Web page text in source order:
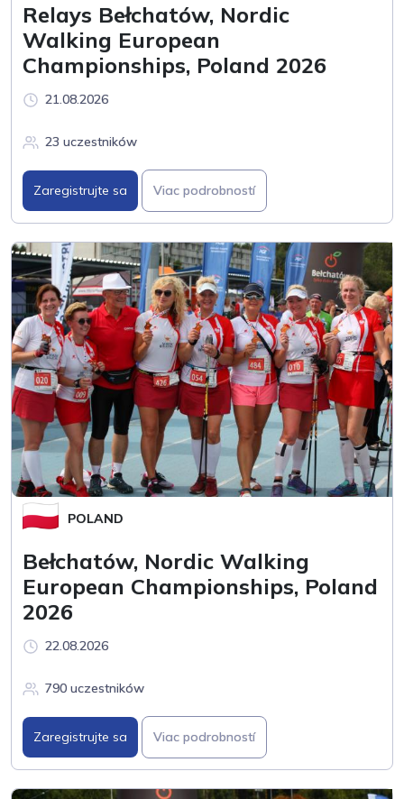
Relays Bełchatów, Nordic
Walking European
Championships, Poland 2026
21.08.2026
23 uczestników
Zaregistrujte sa Viac podrobností
POLAND
Bełchatów, Nordic Walking
European Championships, Poland
2026
22.08.2026
790 uczestników
Zaregistrujte sa Viac podrobností